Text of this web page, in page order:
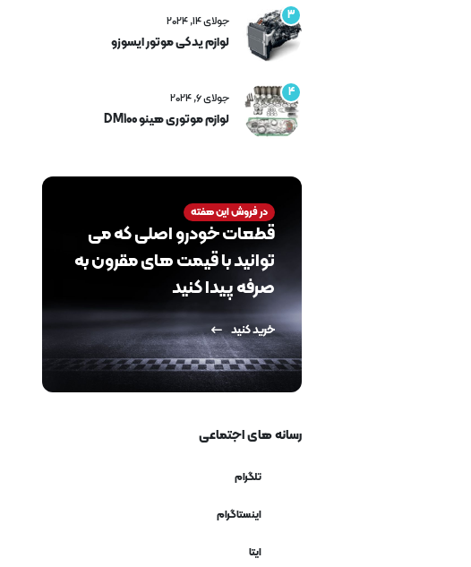
3 جولای 14, 2024
لوازم یدکی موتور ایسوزو
4 جولای 6, 2024
لوازم موتوری هینو DM100
در فروش این هفته
قطعات خودرو اصلی که می
توانید با قیمت های مقرون به
صرفه پیدا کنید
خرید کنید
رسانه های اجتماعی
تلگرام
اینستاگرام
ایتا